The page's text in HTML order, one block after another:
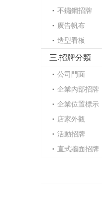
不鏽鋼招牌
廣告帆布
造型看板
三.招牌分類
公司門面
企業內部招牌
企業位置標示
店家外觀
活動招牌
直式牆面招牌